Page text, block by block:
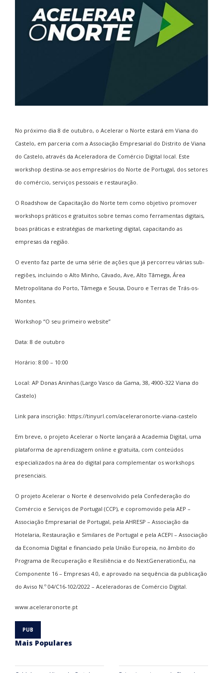
No próximo dia 8 de outubro, o Acelerar o Norte estará em Viana do
Castelo, em parceria com a Associação Empresarial do Distrito de Viana
do Castelo, através da Aceleradora de Comércio Digital local. Este
workshop destina-se aos empresários do Norte de Portugal, dos setores
do comércio, serviços pessoais e restauração.
O Roadshow de Capacitação do Norte tem como objetivo promover
workshops práticos e gratuitos sobre temas como ferramentas digitais,
boas práticas e estratégias de marketing digital, capacitando as
empresas da região.
O evento faz parte de uma série de ações que já percorreu várias sub-
regiões, incluindo o Alto Minho, Cávado, Ave, Alto Tâmega, Área
Metropolitana do Porto, Tâmega e Sousa, Douro e Terras de Trás-os-
Montes.
Workshop “O seu primeiro website”
Data: 8 de outubro
Horário: 8:00 – 10:00
Local: AP Donas Aninhas (Largo Vasco da Gama, 38, 4900-322 Viana do
Castelo)
Link para inscrição: https://tinyurl.com/aceleraronorte-viana-castelo
Em breve, o projeto Acelerar o Norte lançará a Academia Digital, uma
plataforma de aprendizagem online e gratuita, com conteúdos
especializados na área do digital para complementar os workshops
presenciais.
O projeto Acelerar o Norte é desenvolvido pela Confederação do
Comércio e Serviços de Portugal (CCP), e copromovido pela AEP –
Associação Empresarial de Portugal, pela AHRESP – Associação da
Hotelaria, Restauração e Similares de Portugal e pela ACEPI – Associação
da Economia Digital e financiado pela União Europeia, no âmbito do
Programa de Recuperação e Resiliência e do NextGenerationEu, na
Componente 16 – Empresas 4.0, e aprovado na sequência da publicação
do Aviso N.º 04/C16-102/2022 – Aceleradoras de Comércio Digital.
www.aceleraronorte.pt
Mais Populares